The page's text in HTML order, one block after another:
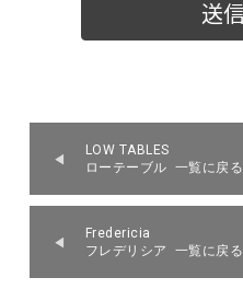
LOW TABLES
ローテーブル 一覧に戻る
Fredericia
フレデリシア 一覧に戻る